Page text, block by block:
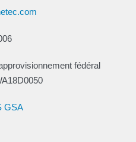
fédéral
GSA